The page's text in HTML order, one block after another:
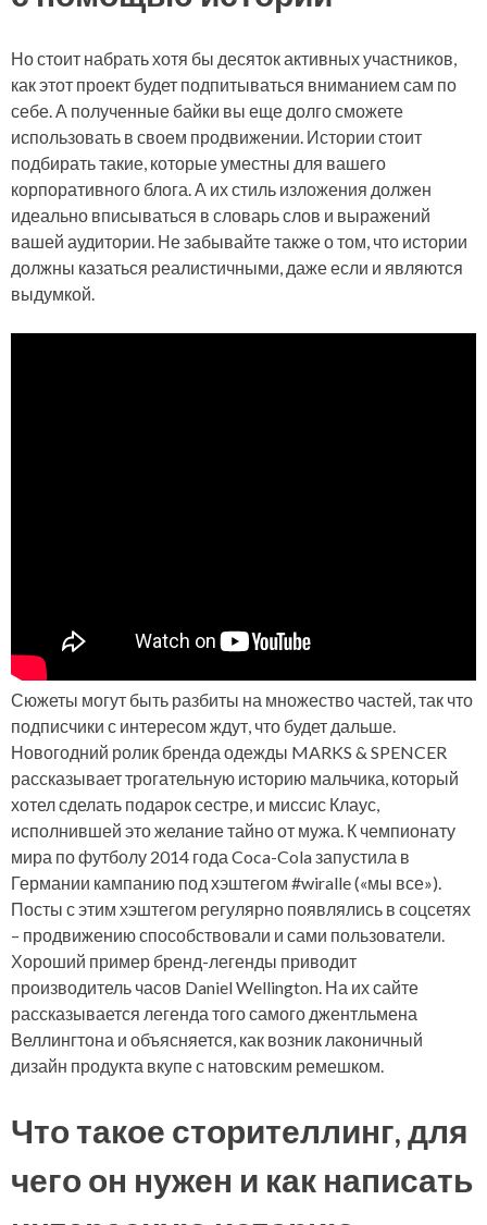
Но стоит набрать хотя бы десяток активных участников,
как этот проект будет подпитываться вниманием сам по
себе. А полученные байки вы еще долго сможете
использовать в своем продвижении. Истории стоит
подбирать такие, которые уместны для вашего
корпоративного блога. А их стиль изложения должен
идеально вписываться в словарь слов и выражений
вашей аудитории. Не забывайте также о том, что истории
должны казаться реалистичными, даже если и являются
выдумкой.
Сюжеты могут быть разбиты на множество частей, так что
подписчики с интересом ждут, что будет дальше.
Новогодний ролик бренда одежды MARKS & SPENCER
рассказывает трогательную историю мальчика, который
хотел сделать подарок сестре, и миссис Клаус,
исполнившей это желание тайно от мужа. К чемпионату
мира по футболу 2014 года Coca-Cola запустила в
Германии кампанию под хэштегом #wiralle («мы все»).
Посты с этим хэштегом регулярно появлялись в соцсетях
– продвижению способствовали и сами пользователи.
Хороший пример бренд-легенды приводит
производитель часов Daniel Wellington. На их сайте
рассказывается легенда того самого джентльмена
Веллингтона и объясняется, как возник лаконичный
дизайн продукта вкупе с натовским ремешком.
Что такое сторителлинг, для
чего он нужен и как написать